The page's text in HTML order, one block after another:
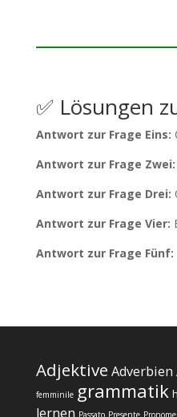
✅ Lösungen
Antwort zur Frage Eins:
Antwort zur Frage Zwei:
Antwort zur Frage Drei:
Antwort zur Frage Vier:
Antwort zur Frage Fünf:
Adjektive Adverbien
femminile grammatik
lernen Passato Presente